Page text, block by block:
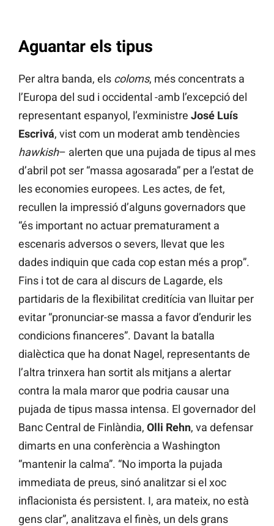
Aguantar els tipus
Per altra banda, els coloms, més concentrats a
l’Europa del sud i occidental -amb l’excepció del
representant espanyol, l’exministre José Luís
Escrivá, vist com un moderat amb tendències
hawkish– alerten que una pujada de tipus al mes
d’abril pot ser “massa agosarada” per a l’estat de
les economies europees. Les actes, de fet,
recullen la impressió d’alguns governadors que
“és important no actuar prematurament a
escenaris adversos o severs, llevat que les
dades indiquin que cada cop estan més a prop”.
Fins i tot de cara al discurs de Lagarde, els
partidaris de la flexibilitat creditícia van lluitar per
evitar “pronunciar-se massa a favor d’endurir les
condicions financeres”. Davant la batalla
dialèctica que ha donat Nagel, representants de
l’altra trinxera han sortit als mitjans a alertar
contra la mala maror que podria causar una
pujada de tipus massa intensa. El governador del
Banc Central de Finlàndia, Olli Rehn, va defensar
dimarts en una conferència a Washington
“mantenir la calma”. “No importa la pujada
immediata de preus, sinó analitzar si el xoc
inflacionista és persistent. I, ara mateix, no està
gens clar”, analitzava el finès, un dels grans